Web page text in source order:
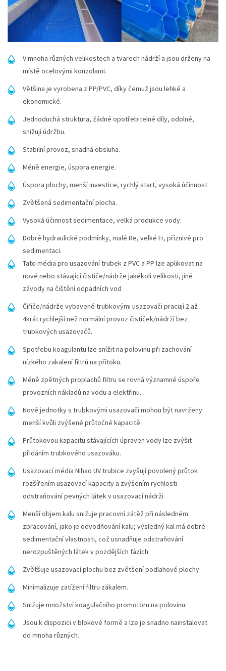
V mnoha různých velikostech a tvarech nádrží a jsou drženy na
místě ocelovými konzolami.
Většina je vyrobena z PP/PVC, díky čemuž jsou lehké a
ekonomické.
Jednoduchá struktura, žádné opotřebitelné díly, odolné,
snižují údržbu.
Stabilní provoz, snadná obsluha.
Méně energie, úspora energie.
Úspora plochy, menší investice, rychlý start, vysoká účinnost.
Zvětšená sedimentační plocha.
Vysoká účinnost sedimentace, velká produkce vody.
Dobré hydraulické podmínky, malé Re, velké Fr, příznivé pro
sedimentaci.
Tato média pro usazování trubek z PVC a PP lze aplikovat na
nové nebo stávající čističe/nádrže jakékoli velikosti, jiné
závody na čištění odpadních vod
Čiřiče/nádrže vybavené trubkovými usazovači pracují 2 až
4krát rychlejší než normální provoz čističek/nádrží bez
trubkových usazovačů.
Spotřebu koagulantu lze snížit na polovinu při zachování
nízkého zakalení filtrů na přítoku.
Méně zpětných proplachů filtru se rovná významné úspoře
provozních nákladů na vodu a elektřinu.
Nové jednotky s trubkovými usazovači mohou být navrženy
menší kvůli zvýšené průtočné kapacitě.
Průtokovou kapacitu stávajících úpraven vody lze zvýšit
přidáním trubkového usazováku.
Usazovací média Nihao UV trubice zvyšují povolený průtok
rozšířením usazovací kapacity a zvýšením rychlosti
odstraňování pevných látek v usazovací nádrži.
Menší objem kalu snižuje pracovní zátěž při následném
zpracování, jako je odvodňování kalu; výsledný kal má dobré
sedimentační vlastnosti, což usnadňuje odstraňování
nerozpuštěných látek v pozdějších fázích.
Zvětšuje usazovací plochu bez zvětšení podlahové plochy.
Minimalizuje zatížení filtru zákalem.
Snižuje množství koagulačního promotoru na polovinu.
Jsou k dispozici v blokové formě a lze je snadno nainstalovat
do mnoha různých.